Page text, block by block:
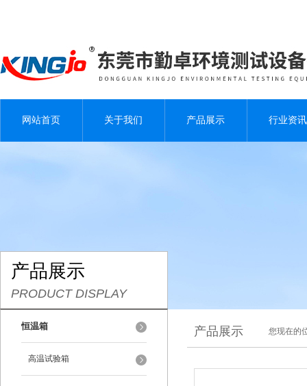
网站首页 关于我们 产品展示 行业资讯
产品展示
PRODUCT DISPLAY
恒温箱
高温试验箱
产品展示 您现在的